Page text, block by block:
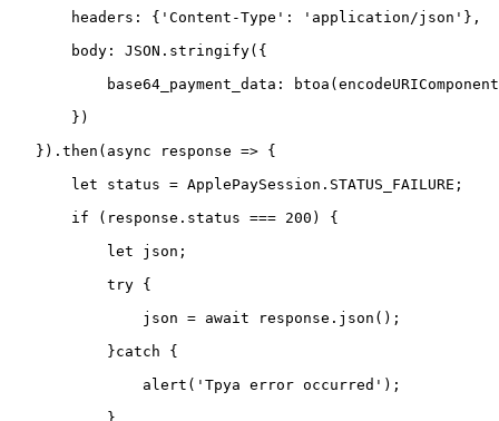
       headers: {'Content-Type': 'application/json'},
       body: JSON.stringify({
base64_payment_data:
       })
   }).then(async response => {
       let status = ApplePaySession.STATUS_FAILURE;
       if (response.status === 200) {
           let json;
           try {
               json = await response.json();
           }catch {
               alert('Tpya error occurred');